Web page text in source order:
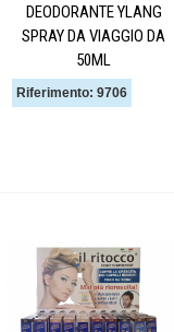
DEODORANTE YLANG
SPRAY DA VIAGGIO DA
50ML
Riferimento: 9706